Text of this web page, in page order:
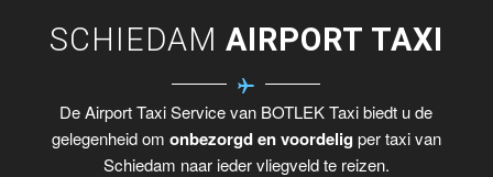
SCHIEDAM AIRPORT TAXI
De Airport Taxi Service van BOTLEK Taxi biedt u de
gelegenheid om onbezorgd en voordelig per taxi van
Schiedam naar ieder vliegveld te reizen.